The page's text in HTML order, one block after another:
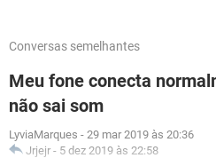
Conversas semelhantes
Meu fone conecta
não sai som
LyviaMarques - 29 mar 2019 às 20:36
Jrjejr - 5 dez 2019 às 22:58